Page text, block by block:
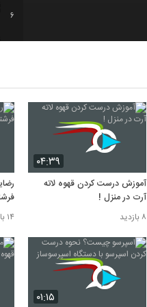
6
9
۰۴:۳۹
آموزش درست کردن قهوه لاته
آرت در منزل !
۸ بازدید ۱۴ بازدید
۰۱:۱۵